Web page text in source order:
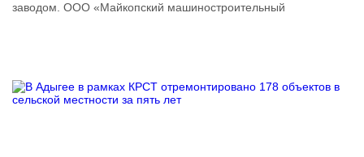
заводом. ООО «Майкопский машиностроительный